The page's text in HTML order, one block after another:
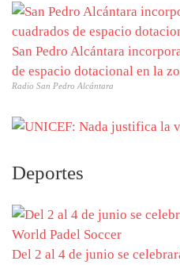
San Pedro Alcántara
de espacio dotacional en la
Radio San Pedro Alcántara
Deportes
Del 2 al 4 de junio se